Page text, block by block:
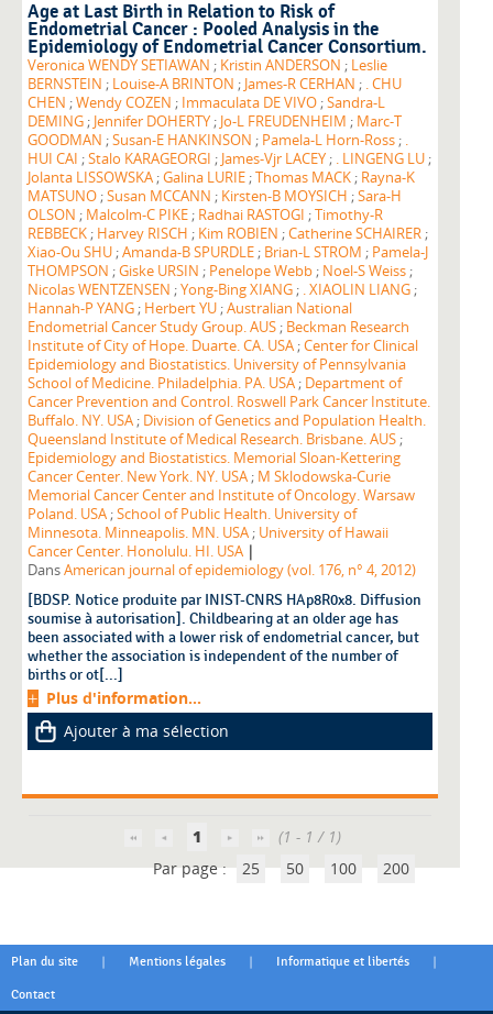
Age at Last Birth in Relation to Risk of
Endometrial Cancer : Pooled Analysis in the
Epidemiology of Endometrial Cancer Consortium.
Veronica WENDY SETIAWAN ; Kristin ANDERSON ; Leslie
BERNSTEIN ; Louise-A BRINTON ; James-R CERHAN ; . CHU
CHEN ;Wendy COZEN ; Immaculata DE VIVO ;Sandra-L
DEMING ; Jennifer DOHERTY ; Jo-L FREUDENHEIM ; Marc-T
GOODMAN ;Susan-E HANKINSON ; Pamela-L Horn-Ross ; .
HUI CAI ;Stalo KARAGEORGI ; James-Vjr LACEY ; . LINGENG LU ;
Jolanta LISSOWSKA ;Galina LURIE ;Thomas MACK ; Rayna-K
MATSUNO ;Susan MCCANN ; Kirsten-B MOYSICH ;Sara-H
OLSON ; Malcolm-C PIKE ; Radhai RASTOGI ;Timothy-R
REBBECK ; Harvey RISCH ; Kim ROBIEN ;Catherine SCHAIRER ;
Xiao-Ou SHU ;Amanda-B SPURDLE ; Brian-L STROM ; Pamela-J
THOMPSON ;Giske URSIN ; Penelope Webb ; Noel-S Weiss ;
Nicolas WENTZENSEN ;Yong-Bing XIANG ; . XIAOLIN LIANG ;
Hannah-P YANG ; Herbert YU ;Australian National
Endometrial Cancer Study Group. AUS ; Beckman Research
Institute of City of Hope. Duarte. CA. USA ;Center for Clinical
Epidemiology and Biostatistics. University of Pennsylvania
School of Medicine. Philadelphia. PA. USA ; Department of
Cancer Prevention and Control. Roswell Park Cancer Institute.
Buffalo. NY. USA ; Division of Genetics and Population Health.
Queensland Institute of Medical Research. Brisbane. AUS ;
Epidemiology and Biostatistics. Memorial Sloan-Kettering
Cancer Center. New York. NY. USA ; M Sklodowska-Curie
Memorial Cancer Center and Institute of Oncology. Warsaw
Poland. USA ;School of Public Health. University of
Minnesota. Minneapolis. MN. USA ; University of Hawaii
Cancer Center. Honolulu. HI. USA |
DansAmerican journal of epidemiology (vol. 176, n° 4, 2012)
[BDSP. Notice produite par INIST-CNRS HAp8R0x8. Diffusion
soumise à autorisation]. Childbearing at an older age has
been associated with a lower risk of endometrial cancer, but
whether the association is independent of the number of
births or ot[...]
Plus d'information...
Ajouter à ma sélection
1
(1 - 1 / 1)
Par page : 25 50 100 200
Plan du site | Mentions légales | Informatique et libertés |
Contact